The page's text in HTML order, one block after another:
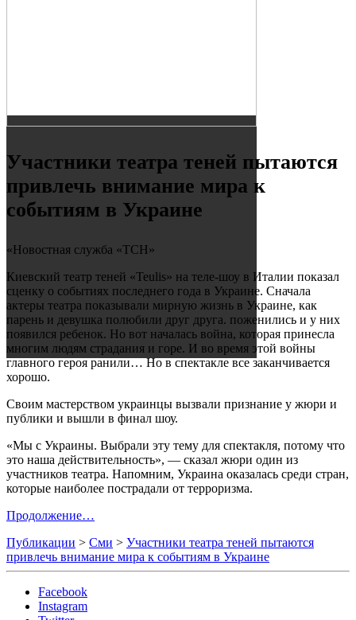
Участники театра теней пытаются
привлечь внимание мира к
событиям в Украине
«Новостная служба «ТСН»
Киевский театр теней «Teulis» на теле-шоу в Италии показал
сценку о событиях последнего года в Украине. Сначала
актеры театра показывали мирную жизнь в Украине, как
парень и девушка полюбили друг друга. поженились и у них
появился ребенок. Но вот началась война, которая принесла
многим людям страдания и горе. И во время этой войны
главного героя ранили… Но в спектакле все заканчивается
хорошо.
Своим мастерством украинцы вызвали признание у жюри и
публики и вышли в финал шоу.
«Мы с Украины. Выбрали эту тему для спектакля, потому что
это наша действительность», — сказал жюри один из
участников театра. Напомним, Украина оказалась среди стран,
которые наиболее пострадали от терроризма.
Продолжение…
Публикации > Сми > Участники театра теней пытаются
привлечь внимание мира к событиям в Украине
Facebook
Instagram